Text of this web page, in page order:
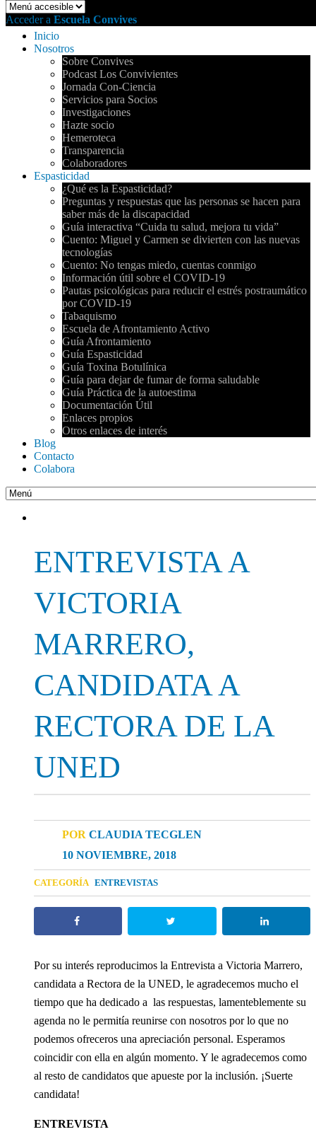
Acceder a Escuela Convives
Inicio
Nosotros
Sobre Convives
Podcast Los Convivientes
Jornada Con-Ciencia
Servicios para Socios
Investigaciones
Hazte socio
Hemeroteca
Transparencia
Colaboradores
Espasticidad
¿Qué es la Espasticidad?
Preguntas y respuestas que las personas se hacen para
saber más de la discapacidad
Guía interactiva “Cuida tu salud, mejora tu vida”
Cuento: Miguel y Carmen se divierten con las nuevas
tecnologías
Cuento: No tengas miedo, cuentas conmigo
Información útil sobre el COVID-19
Pautas psicológicas para reducir el estrés postraumático
por COVID-19
Tabaquismo
Escuela de Afrontamiento Activo
Guía Afrontamiento
Guía Espasticidad
Guía Toxina Botulínica
Guía para dejar de fumar de forma saludable
Guía Práctica de la autoestima
Documentación Útil
Enlaces propios
Otros enlaces de interés
Blog
Contacto
Colabora
ENTREVISTA A
VICTORIA
MARRERO,
CANDIDATA A
RECTORA DE LA
UNED
POR CLAUDIA TECGLEN
10 NOVIEMBRE, 2018
CATEGORÍA ENTREVISTAS
Por su interés reproducimos la Entrevista a Victoria Marrero,
candidata a Rectora de la UNED, le agradecemos mucho el
tiempo que ha dedicado a las respuestas, lamenteblemente su
agenda no le permitía reunirse con nosotros por lo que no
podemos ofreceros una apreciación personal. Esperamos
coincidir con ella en algún momento. Y le agradecemos como
al resto de candidatos que apueste por la inclusión. ¡Suerte
candidata!
ENTREVISTA